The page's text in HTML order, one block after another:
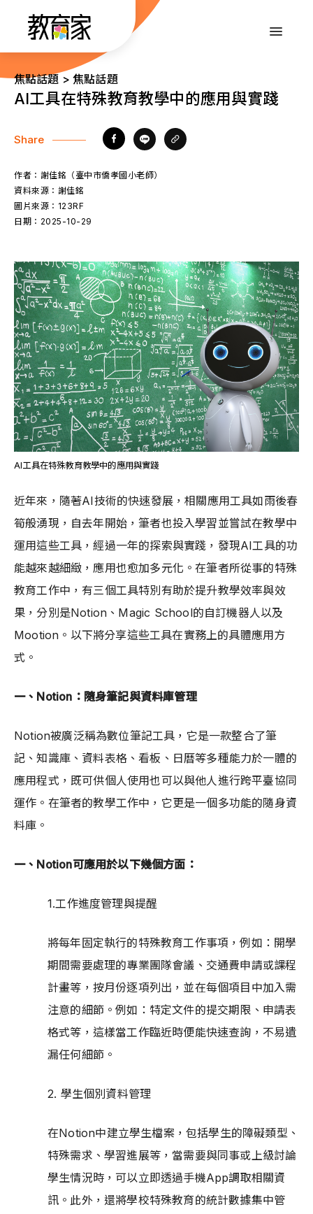
內
::: 焦點話題 > 焦點話題
AI工具在特殊教育教學中的應用與實踐
Share
作者： 謝佳銘（臺中市僑孝國小老師）
資料來源： 謝佳銘
圖片來源： 123RF
日期： 2025-10-29
AI工具在特殊教育教學中的應用與實踐
近年來，隨著AI技術的快速發展，相關應用工具如雨後春
筍般湧現，自去年開始，筆者也投入學習並嘗試在教學中
運用這些工具，經過一年的探索與實踐，發現AI工具的功
能越來越細緻，應用也愈加多元化。在筆者所從事的特殊
教育工作中，有三個工具特別有助於提升教學效率與效
果，分別是Notion、Magic School的自訂機器人以及
Mootion。以下將分享這些工具在實務上的具體應用方
式。
一、Notion：隨身筆記與資料庫管理
Notion被廣泛稱為數位筆記工具，它是一款整合了筆
記、知識庫、資料表格、看板、日曆等多種能力於一體的
應用程式，既可供個人使用也可以與他人進行跨平臺協同
運作。在筆者的教學工作中，它更是一個多功能的隨身資
料庫。
一、Notion可應用於以下幾個方面：
1.工作進度管理與提醒
將每年固定執行的特殊教育工作事項，例如：開學
期間需要處理的專業團隊會議、交通費申請或課程
計畫等，按月份逐項列出，並在每個項目中加入需
注意的細節。例如：特定文件的提交期限、申請表
格式等，這樣當工作臨近時便能快速查詢，不易遺
漏任何細節。
2. 學生個別資料管理
在Notion中建立學生檔案，包括學生的障礙類型、
特殊需求、學習進展等，當需要與同事或上級討論
學生情況時，可以立即透過手機App調取相關資
訊。此外，還將學校特殊教育的統計數據集中管